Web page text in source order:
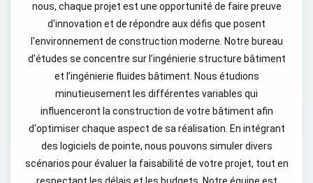
nous, chaque projet est une opportunité de faire preuve
d'innovation et de répondre aux défis que posent
l'environnement de construction moderne. Notre bureau
d’études se concentre sur l’ingénierie structure bâtiment
et l’ingénierie fluides bâtiment. Nous étudions
minutieusement les différentes variables qui
influenceront la construction de votre bâtiment afin
d'optimiser chaque aspect de sa réalisation. En intégrant
des logiciels de pointe, nous pouvons simuler divers
scénarios pour évaluer la faisabilité de votre projet, tout en